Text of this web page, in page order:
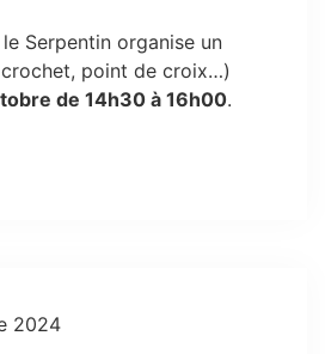
Serpentin organise un
point de croix…)
de 14h30 à 16h00.
2024